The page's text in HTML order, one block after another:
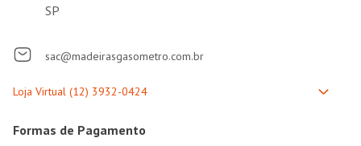
SP
sac@madeirasgasometro.com.br
Formas de Pagamento